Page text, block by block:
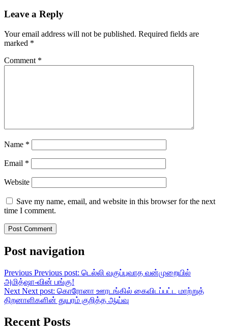
Leave a Reply
Your email address will not be published. Required fields are
marked *
Comment *
Name *
Email *
Website
Save my name, email, and website in this browser for the next
time I comment.
Post navigation
Previous Previous post: டெல்லி வகுப்புவாத வன்முறையில்
அமித்ஷா-வின் பங்கு!
Next Next post: கொரோனா ஊரடங்கில் கைவிடப்பட்ட மாற்றுத்
திறனாளிகளின் துயரம் குறித்த ஆய்வு
Recent Posts